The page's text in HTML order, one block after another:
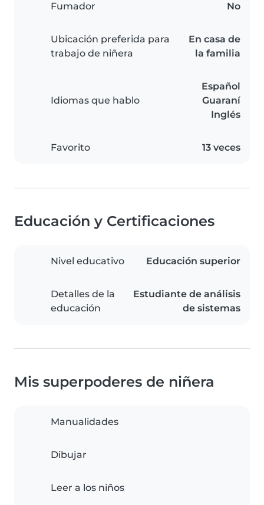
Fumador No
Ubicación preferida para
trabajo de niñera
En casa de
la familia
Idiomas que hablo
Español
Guaraní
Inglés
Favorito 13 veces
Educación y Certificaciones
Nivel educativo Educación superior
Detalles de la
educación
Estudiante de análisis
de sistemas
Mis superpoderes de niñera
Manualidades
Dibujar
Leer a los niños